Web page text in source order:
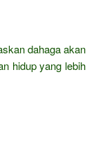
dahaga akan
hidup yang lebih